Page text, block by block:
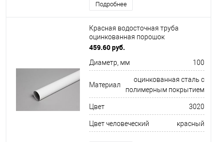
Подробнее
Красная водосточная труба
оцинкованная порошок
ф100х1250мм RAL 3020
459.60 руб.
Диаметр, мм 100
Материал
оцинкованная сталь с
полимерным покрытием
Цвет 3020
Цвет человеческий красный